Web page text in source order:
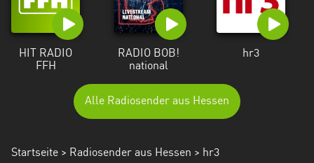
HIT RADIO
FFH
RADIO BOB!
national
hr3
Alle Radiosender aus Hessen
Startseite > Radiosender aus Hessen > hr3